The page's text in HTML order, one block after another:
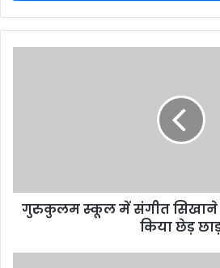
गुरुकुलम स्कूल में संगीत सिखाने
किया छेड़